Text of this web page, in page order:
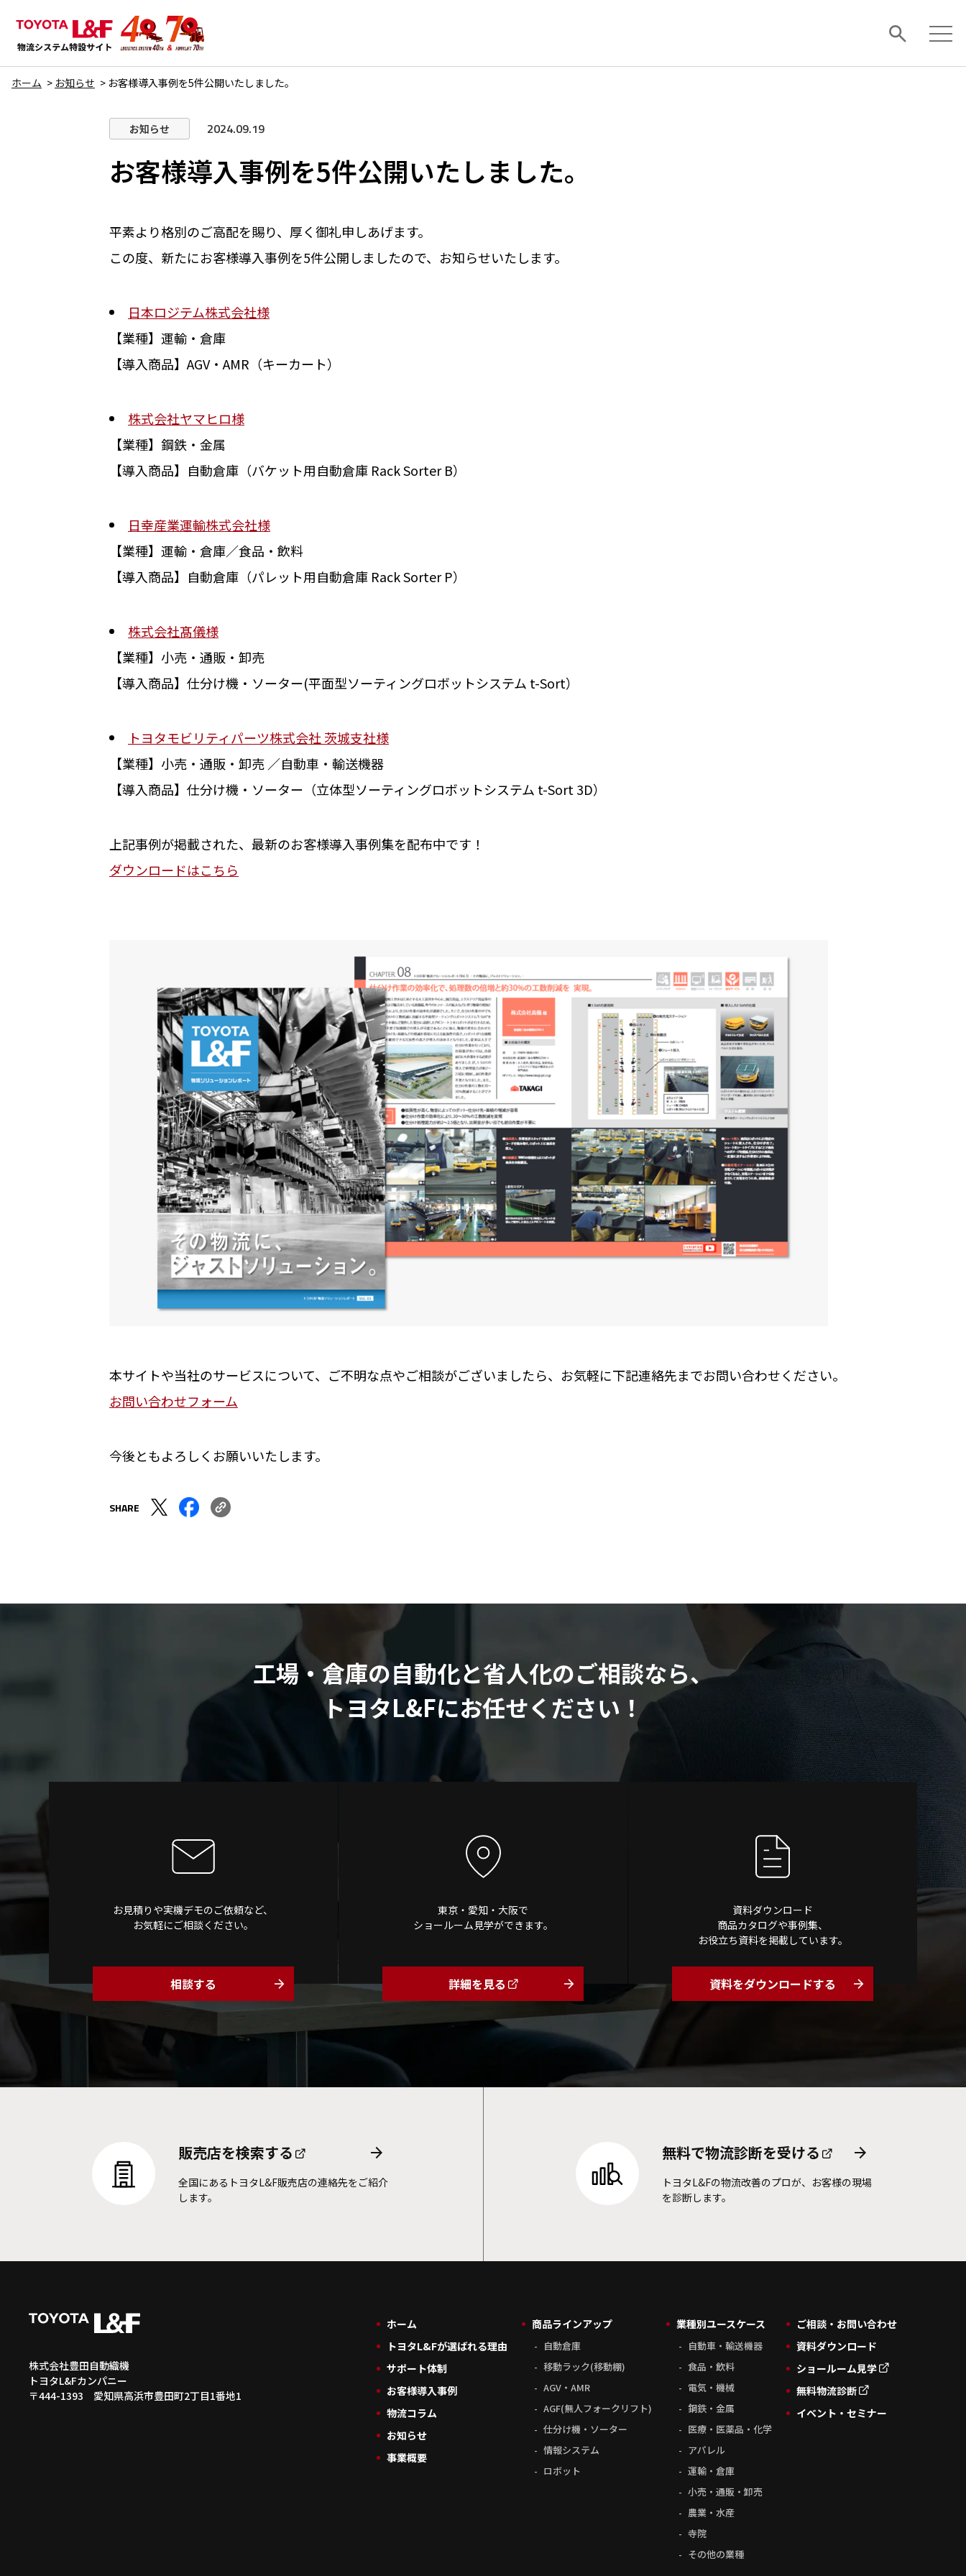
ホーム お知らせ お客様導入事例を5件公開いたしました。
お知らせ 2024.09.19
お客様導入事例を5件公開いたしました。
平素より格別のご高配を賜り、厚く御礼申しあげます。
この度、新たにお客様導入事例を5件公開しましたので、お知らせいたします。
日本ロジテム株式会社様
【業種】運輸・倉庫
【導入商品】 AGV・ AMR （キーカート）
株式会社ヤマヒロ様
【業種】鋼鉄・金属
【導入商品】自動倉庫（バケット用自動倉庫 Rack Sorter B）
日幸産業運輸株式会社様
【業種】運輸・倉庫／食品・飲料
【導入商品】自動倉庫（パレット用自動倉庫 Rack Sorter P）
株式会社髙儀様
【業種】小売・通販・卸売
【導入商品】仕分け機・ソーター(平面型ソーティングロボットシステム t-Sort）
トヨタモビリティパーツ株式会社 茨城支社様
【業種】小売・通販・卸売 ／自動車・輸送機器
【導入商品】仕分け機・ソーター（立体型ソーティングロボットシステム t-Sort 3D）
上記事例が掲載された、最新のお客様導入事例集を配布中です！
ダウンロードはこちら
本サイトや当社のサービスについて、ご不明な点やご相談がございましたら、お気軽に下記連絡先までお問い合わせください。
お問い合わせフォーム
今後ともよろしくお願いいたします。
SHARE
工場・倉庫の自動化と省人化のご相談なら、
トヨタL&Fにお任せください！
お見積りや実機デモのご依頼など、
お気軽にご相談ください。
相談する arrow_forward
東京・愛知・大阪で
ショールーム見学ができます。
詳細を見る arrow_forward
資料ダウンロード
商品カタログや事例集、
お役立ち資料を掲載しています。
資料をダウンロードする arrow_forward
販売店を検索する arrow_forward
全国にあるトヨタL&F販売店の連絡先をご紹介
します。
無料で物流診断を受ける arrow_forward
トヨタL&Fの物流改善のプロが、お客様の現場
を診断します。
株式会社豊田自動織機
トヨタL&Fカンパニー
〒444-1393 愛知県高浜市豊田町2丁目1番地1
ホーム
トヨタL&Fが選ばれる理由
サポート体制
お客様導入事例
物流コラム
お知らせ
事業概要
商品ラインアップ
自動倉庫
移動ラック(移動棚)
AGV・AMR
AGF(無人フォークリフト)
仕分け機・ソーター
情報システム
ロボット
業種別ユースケース
自動車・輸送機器
食品・飲料
電気・機械
鋼鉄・金属
医療・医薬品・化学
アパレル
運輸・倉庫
小売・通販・卸売
農業・水産
寺院
その他の業種
ご相談・お問い合わせ
資料ダウンロード
ショールーム見学
無料物流診断
イベント・セミナー